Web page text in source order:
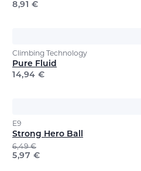
8,91 €
Climbing Technology
Pure Fluid
14,94 €
E9
Strong Hero Ball
6,49€
5,97 €